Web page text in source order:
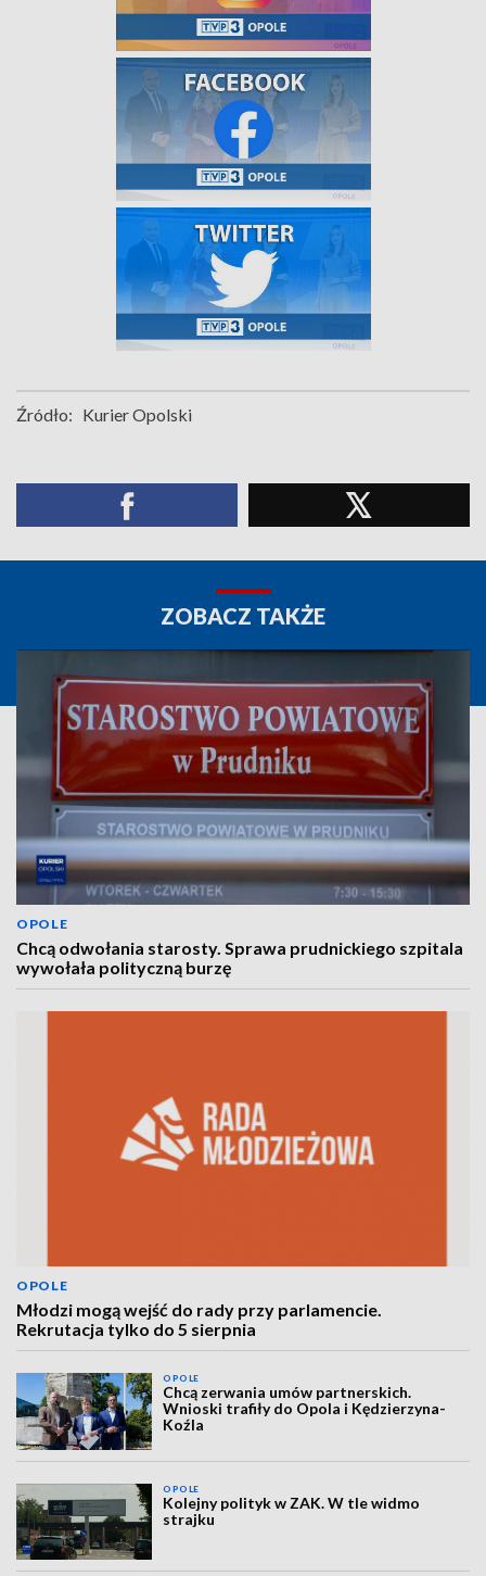
Źródło: Kurier Opolski
ZOBACZ TAKŻE
OPOLE
Chcą odwołania starosty. Sprawa prudnickiego szpitala
wywołała polityczną burzę
OPOLE
Młodzi mogą wejść do rady przy parlamencie.
Rekrutacja tylko do 5 sierpnia
OPOLE
Chcą zerwania umów partnerskich.
Wnioski trafiły do Opola i Kędzierzyna-
Koźla
OPOLE
Kolejny polityk w ZAK. W tle widmo
strajku